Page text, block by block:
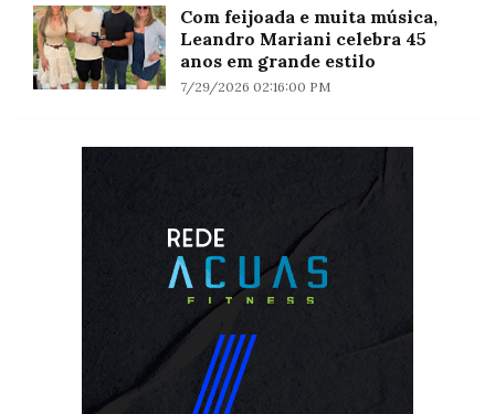
Com feijoada e muita música,
Leandro Mariani celebra 45
anos em grande estilo
7/29/2026 02:16:00 PM